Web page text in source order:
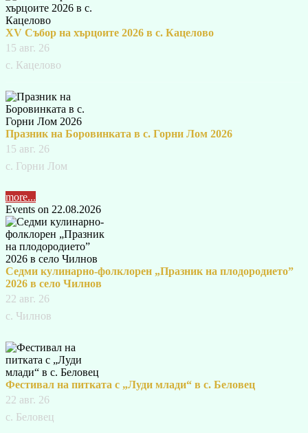
XV Събор на хърцоите 2026 в с. Кацелово
15 авг. 26
с. Кацелово
Празник на Боровинката в с. Горни Лом 2026
15 авг. 26
с. Горни Лом
more...
Events on 22.08.2026
Седми кулинарно-фолклорен „Празник на плодородието”
2026 в село Чилнов
22 авг. 26
с. Чилнов
Фестивал на питката с „Луди млади“ в с. Беловец
22 авг. 26
с. Беловец